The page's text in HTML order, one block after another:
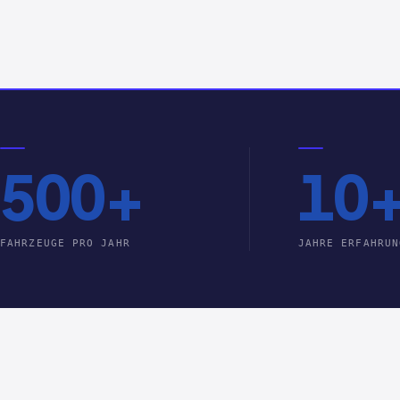
500+
FAHRZEUGE PRO JAHR JAHRE